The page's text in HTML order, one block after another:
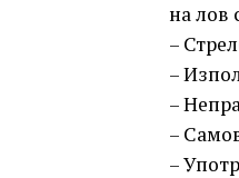
на лов
–
–
–
–
–